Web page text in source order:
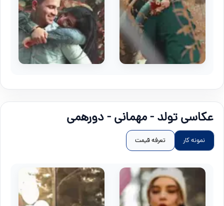
عکاسی تولد - مهمانی - دورهمی
نمونه کار تعرفه قیمت